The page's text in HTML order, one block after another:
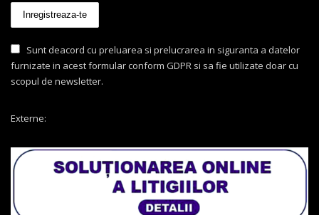
Sunt deacord cu preluarea si prelucrarea in siguranta a datelor
furnizate in acest formular conform GDPR si sa fie utilizate doar cu
scopul de newsletter.
Externe: